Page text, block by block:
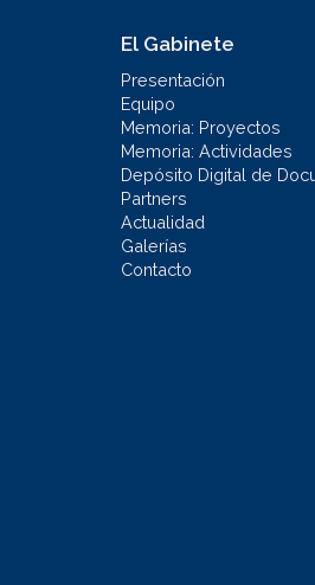
El Gabinete
Presentación
Equipo
Memoria: Proyectos
Memoria: Actividades
Depósito Digital de
Partners
Actualidad
Galerías
Contacto